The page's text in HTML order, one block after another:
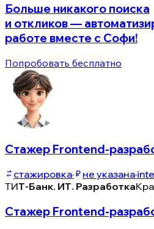
Больше никакого поиска
и откликов —
работе вместе с Софи!
Попробовать бесплатно
Стажер Frontend-
стажировка· не указана·
ТИТ-Банк. ИТ. Разработка
Стажер Frontend-